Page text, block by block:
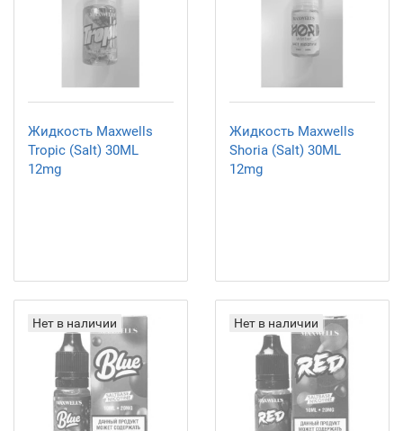
Жидкость Maxwells
Tropic (Salt) 30ML
12mg
Жидкость Maxwells
Shoria (Salt) 30ML
12mg
Нет в наличии Нет в наличии